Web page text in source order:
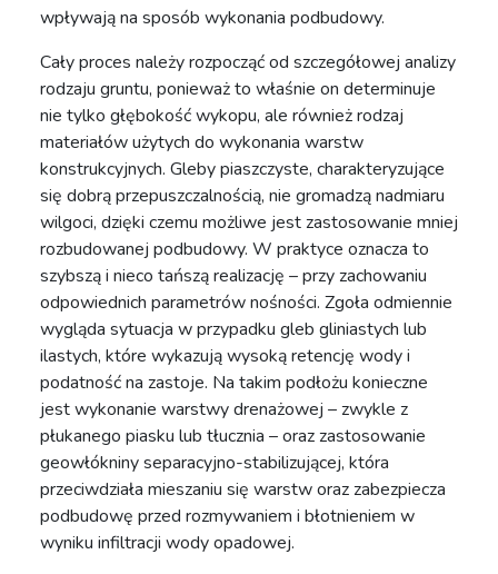
wpływają na sposób wykonania podbudowy.
Cały proces należy rozpocząć od szczegółowej analizy
rodzaju gruntu, ponieważ to właśnie on determinuje
nie tylko głębokość wykopu, ale również rodzaj
materiałów użytych do wykonania warstw
konstrukcyjnych. Gleby piaszczyste, charakteryzujące
się dobrą przepuszczalnością, nie gromadzą nadmiaru
wilgoci, dzięki czemu możliwe jest zastosowanie mniej
rozbudowanej podbudowy. W praktyce oznacza to
szybszą i nieco tańszą realizację – przy zachowaniu
odpowiednich parametrów nośności. Zgoła odmiennie
wygląda sytuacja w przypadku gleb gliniastych lub
ilastych, które wykazują wysoką retencję wody i
podatność na zastoje. Na takim podłożu konieczne
jest wykonanie warstwy drenażowej – zwykle z
płukanego piasku lub tłucznia – oraz zastosowanie
geowłókniny separacyjno-stabilizującej, która
przeciwdziała mieszaniu się warstw oraz zabezpiecza
podbudowę przed rozmywaniem i błotnieniem w
wyniku infiltracji wody opadowej.